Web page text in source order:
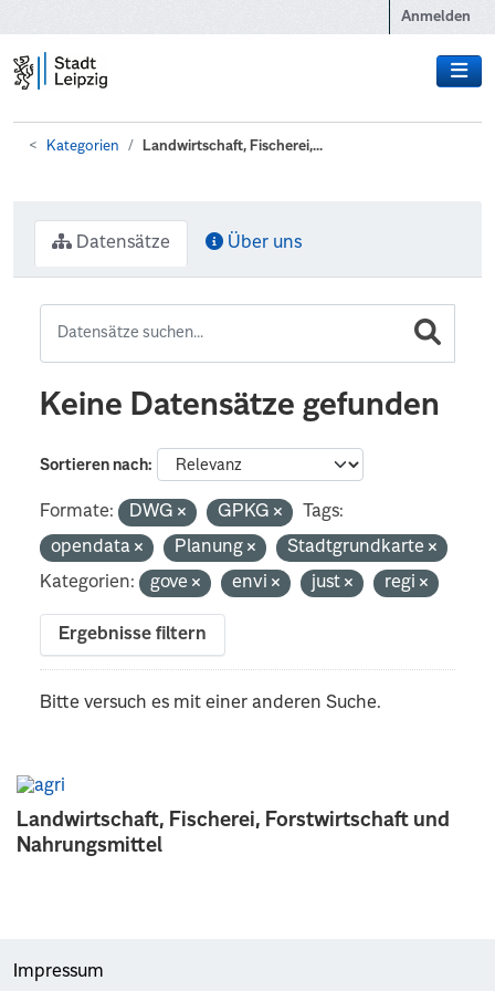
Anmelden
Kategorien Landwirtschaft, Fischerei,...
Landwirtschaft, Fischerei, Forstwirtschaft und
Nahrungsmittel
Datensätze Über uns
Keine Datensätze gefunden
Sortieren nach
Formate: DWG GPKG
Tags:
opendata
Planung
Stadtgrundkarte
Kategorien:
gove envi just regi
Ergebnisse filtern
Bitte versuch es mit einer anderen Suche.
Impressum